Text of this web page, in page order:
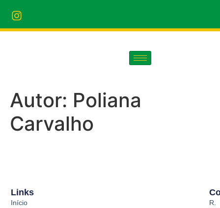
Autor: Poliana
Carvalho
Links
Início
R.